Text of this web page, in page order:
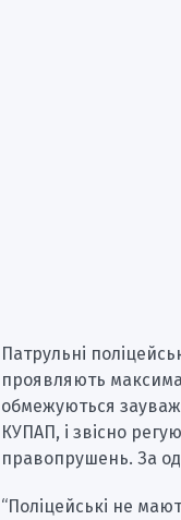
Патрульні
проявляють
обмежуються
КУПАП, і звісно
правопрушень. За
“Поліцейські не